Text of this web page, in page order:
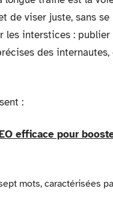
de viser juste, sans se
les interstices :
des
:
efficace pour
mots, caractérisées